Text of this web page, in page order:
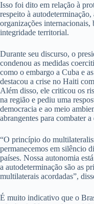
Isso foi dito em relação à
respeito à
organizações internacionais,
integridade territorial.
Durante seu discurso, o
condenou as medidas
como o embargo a Cuba e
destacou a crise no Haiti
Além disso, ele criticou os
na região e pediu uma
democracia e ao meio
abrangentes para combater
“O princípio do
permanecemos em silêncio
países. Nossa autonomia
a autodeterminação são as
multilaterais acordadas”,
É muito indicativo que o